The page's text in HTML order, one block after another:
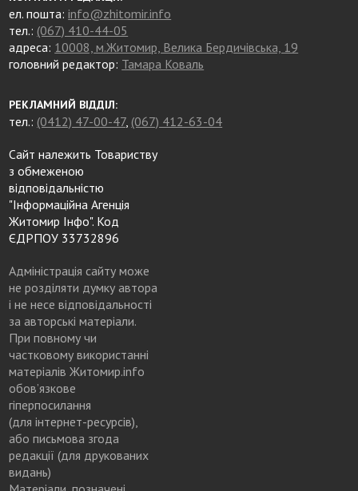
ел. пошта:info@zhitomir.info
тел.: (067) 410-44-05
адреса: 10008, м.Житомир, Велика Бердичівська, 19
головний редактор: Тамара Коваль
РЕКЛАМНИЙ ВІДДІЛ:
тел.: (0412) 47-00-47, (067) 412-63-04
Сайт належить Товариству
з обмеженою
відповідальністю
"Інформаційна Агенція
Житомир Інфо". Код
ЄДРПОУ 33732896
Адміністрація сайту може
не розділяти думку автора
і не несе відповідальності
за авторські матеріали.
При повному чи
частковому використанні
матеріалів Житомир.info
обов’язкове
гіперпосилання
(для інтернет-ресурсів),
або письмова згода
редакції (для друкованих
видань)